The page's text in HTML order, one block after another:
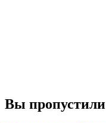
Вы пропустили